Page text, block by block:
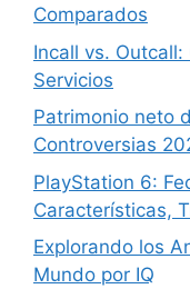
Comparados
Incall vs.
Servicios
Patrimonio neto
Controversias
PlayStation 6:
Características,
Explorando los
Mundo por IQ